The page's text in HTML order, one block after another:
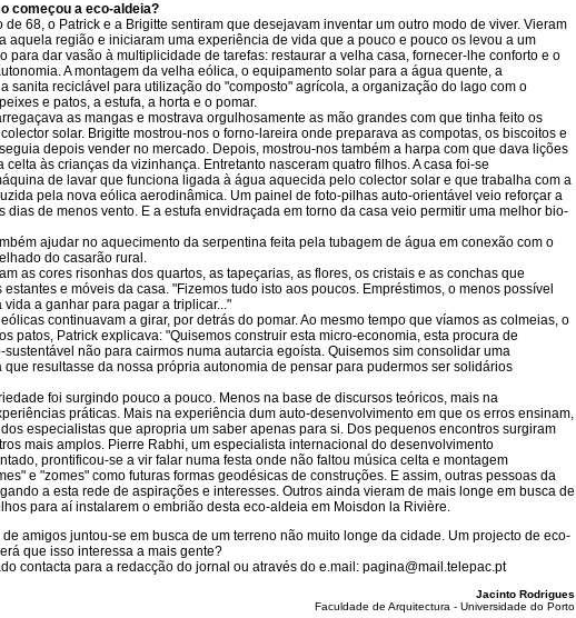
começou a eco-aldeia?
de 68, o Patrick e a Brigitte sentiram que desejavam inventar um outro modo de viver. Vieram
aquela região e iniciaram uma experiência de vida que a pouco e pouco os levou a um
para dar vasão à multiplicidade de tarefas: restaurar a velha casa, fornecer-lhe conforto e o
A montagem da velha eólica, o equipamento solar para a água quente, a
sanita reciclável para utilização do "composto" agrícola, a organização do lago com o
e patos, a estufa, a horta e o pomar.
as mangas e mostrava orgulhosamente as mão grandes com que tinha feito os
solar. Brigitte mostrou-nos o forno-lareira onde preparava as compotas, os biscoitos e
depois vender no mercado. Depois, mostrou-nos também a harpa com que dava lições
celta às crianças da vizinhança. Entretanto nasceram quatro filhos. A casa foi-se
de lavar que funciona ligada à água aquecida pelo colector solar e que trabalha com a
pela nova eólica aerodinâmica. Um painel de foto-pilhas auto-orientável veio reforçar a
dias de menos vento. E a estufa envidraçada em torno da casa veio permitir uma melhor bio-
ajudar no aquecimento da serpentina feita pela tubagem de água em conexão com o
do casarão rural.
as cores risonhas dos quartos, as tapeçarias, as flores, os cristais e as conchas que
e móveis da casa. "Fizemos tudo isto aos poucos. Empréstimos, o menos possível
a ganhar para pagar a triplicar..."
continuavam a girar, por detrás do pomar. Ao mesmo tempo que víamos as colmeias, o
patos, Patrick explicava: "Quisemos construir esta micro-economia, esta procura de
não para cairmos numa autarcia egoísta. Quisemos sim consolidar uma
resultasse da nossa própria autonomia de pensar para pudermos ser solidários
foi surgindo pouco a pouco. Menos na base de discursos teóricos, mais na
práticas. Mais na experiência dum auto-desenvolvimento em que os erros ensinam,
especialistas que apropria um saber apenas para si. Dos pequenos encontros surgiram
mais amplos. Pierre Rabhi, um especialista internacional do desenvolvimento
prontificou-se a vir falar numa festa onde não faltou música celta e montagem
e "zomes" como futuras formas geodésicas de construções. E assim, outras pessoas da
a esta rede de aspirações e interesses. Outros ainda vieram de mais longe em busca de
para aí instalarem o embrião desta eco-aldeia em Moisdon la Rivière.
de amigos juntou-se em busca de um terreno não muito longe da cidade. Um projecto de eco-
que isso interessa a mais gente?
contacta para a redacção do jornal ou através do e.mail: pagina@mail.telepac.pt
Jacinto Rodrigues
Faculdade de Arquitectura - Universidade do Porto